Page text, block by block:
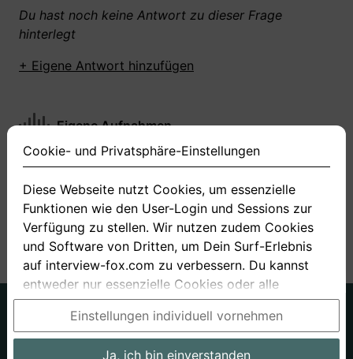
Du hast noch keine Antwort zu dieser Frage
hinterlegt
+ Eigene Antwort hinzufügen
Eigene Aufnahmen
Du hast zu dieser Frage noch keine Antworten
+ Neue Antwort aufnehmen
Über uns
Datenschutz
AGB
Bewerbungsfragen Preise
Cookie- und Privatsphäre-Einstellungen
Diese Webseite nutzt Cookies, um essenzielle
Funktionen wie den User-Login und Sessions zur
Verfügung zu stellen. Wir nutzen zudem Cookies
und Software von Dritten, um Dein Surf-Erlebnis
auf interview-fox.com zu verbessern. Du kannst
entweder nur essenzielle Cookies oder alle
Cookies akzeptieren. Du kannst Deine
Einstellungen jederzeit in unseren Cookie- und
Privatsphäre-Einstellungen ändern. Dieser Link ist
Einstellungen individuell vornehmen
Ja, ich bin einverstanden